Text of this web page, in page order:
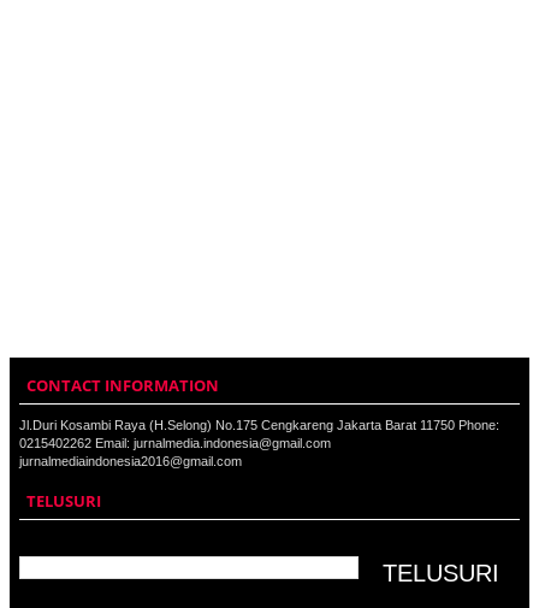
CONTACT INFORMATION
Jl.Duri Kosambi Raya (H.Selong) No.175 Cengkareng Jakarta Barat 11750 Phone:
0215402262 Email: jurnalmedia.indonesia@gmail.com
jurnalmediaindonesia2016@gmail.com
TELUSURI